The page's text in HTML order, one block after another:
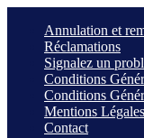
Annulation et
Réclamations
Signalez un
Conditions
Conditions
Mentions Légales
Contact